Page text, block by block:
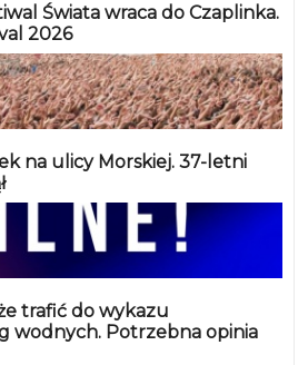
Świata wraca do Czaplinka.
2026
na ulicy Morskiej. 37-letni
trafić do wykazu
wodnych. Potrzebna opinia